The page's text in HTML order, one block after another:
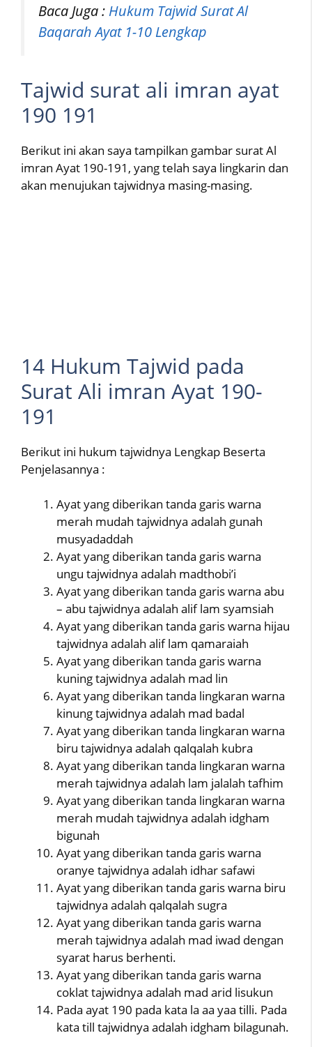
Baca Juga : Hukum Tajwid Surat Al
Baqarah Ayat 1-10 Lengkap
Tajwid surat ali imran ayat
190 191
Berikut ini akan saya tampilkan gambar surat Al
imran Ayat 190-191, yang telah saya lingkarin dan
akan menujukan tajwidnya masing-masing.
14 Hukum Tajwid pada
Surat Ali imran Ayat 190-
191
Berikut ini hukum tajwidnya Lengkap Beserta
Penjelasannya :
Ayat yang diberikan tanda garis warna
merah mudah tajwidnya adalah gunah
musyadaddah
Ayat yang diberikan tanda garis warna
ungu tajwidnya adalah madthobi’i
Ayat yang diberikan tanda garis warna abu
– abu tajwidnya adalah alif lam syamsiah
Ayat yang diberikan tanda garis warna hijau
tajwidnya adalah alif lam qamaraiah
Ayat yang diberikan tanda garis warna
kuning tajwidnya adalah mad lin
Ayat yang diberikan tanda lingkaran warna
kinung tajwidnya adalah mad badal
Ayat yang diberikan tanda lingkaran warna
biru tajwidnya adalah qalqalah kubra
Ayat yang diberikan tanda lingkaran warna
merah tajwidnya adalah lam jalalah tafhim
Ayat yang diberikan tanda lingkaran warna
merah mudah tajwidnya adalah idgham
bigunah
Ayat yang diberikan tanda garis warna
oranye tajwidnya adalah idhar safawi
Ayat yang diberikan tanda garis warna biru
tajwidnya adalah qalqalah sugra
Ayat yang diberikan tanda garis warna
merah tajwidnya adalah mad iwad dengan
syarat harus berhenti.
Ayat yang diberikan tanda garis warna
coklat tajwidnya adalah mad arid lisukun
Pada ayat 190 pada kata la aa yaa tilli. Pada
kata till tajwidnya adalah idgham bilagunah.